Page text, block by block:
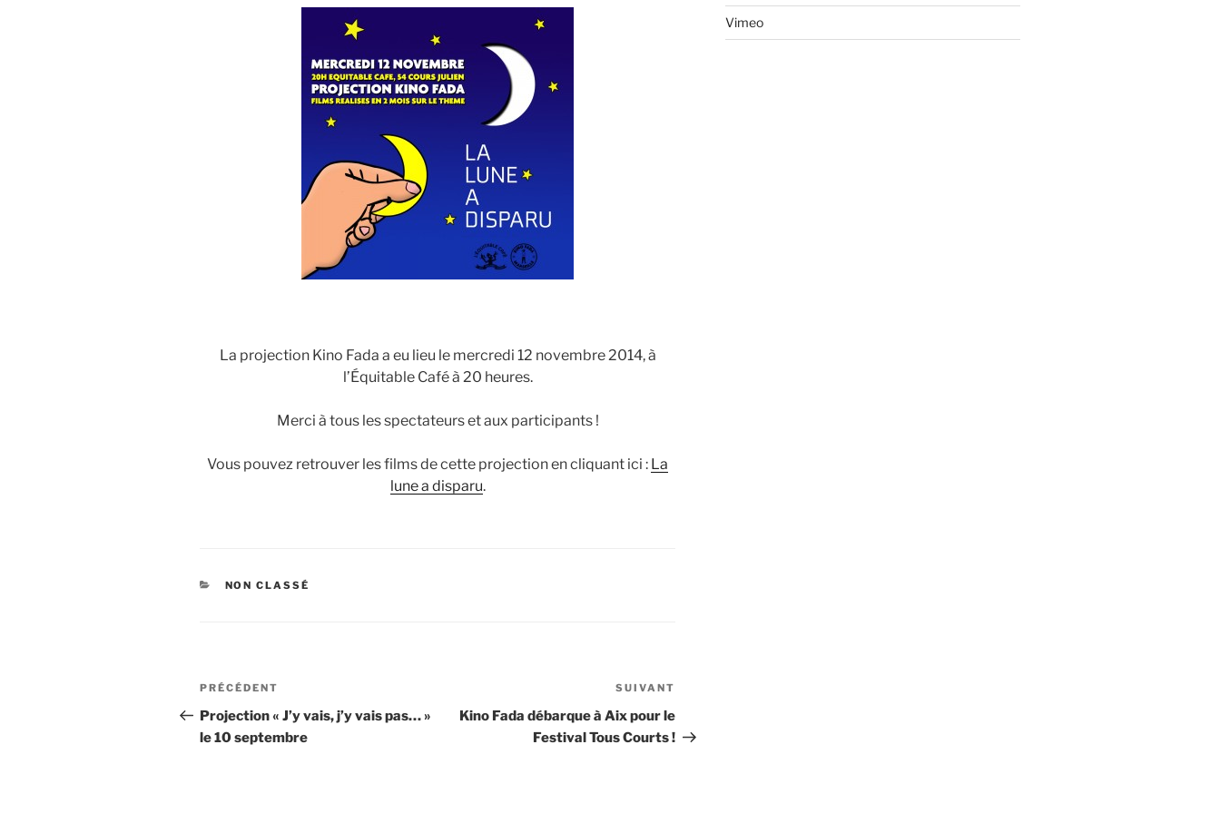
La projection Kino Fada a eu lieu le mercredi 12 novembre 2014, à
l’Équitable Café à 20 heures.
Merci à tous les spectateurs et aux participants !
Vous pouvez retrouver les films de cette projection en cliquant ici : La
lune a disparu.
CATÉGORIES
NON CLASSÉ
Navigation
de
l’article
Article
précédent
PRÉCÉDENT
Projection « J’y vais, j’y vais pas… »
le 10 septembre
suivant
SUIVANT
Kino Fada débarque à Aix pour le
Festival Tous Courts !
Vimeo